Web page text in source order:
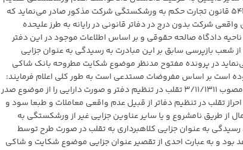
می‌نمایند دادگاه حقوقی صالحه بدون ذکر صریح و با استناد به ماده ۵۴۲ قانون تجارت حکم به ورشکستگی شرکت مذکور صادر می‌نماید که
شرکت بدون درج در دفاتر قانونی در رایانه به طرز علیحده
دادگاه صالحه حقوقی و بر اساس اطلاعات موجود در این دفتر
بازپرسی سابق بر این مبادرت به رسیدگی به عنوان جزایی
در پرونده مفتوح مدنظر موضوع شکایت مطروحه بانک شاکی
است بر اساس مفروضات مستدعی است به طور کلی اعلام فرمایند:
۱-با توجه به اینکه مقنن در قسمت اخیر بند ۳ ماده ۵۴۲ قانون تجارت مصوب ۳/۱۱/۱۳۱۱ تقلب در تنظیم دفتر و صورت دارایی را از موضوع صدر
تقلب در تنظیم دفاتر از قبیل عدم واقعی معاملات و طبعا سود و
از طریق نامشروع و یا سایر عناوین جزایی غیر از ورشکستگی به
باشد رسیدگی به عنوان جزایی کلاهبرداری به تقلب در صورت طرح توسط
و به عبارت احدی از تقصیر عنوان جزایی موضوع شکایت و شاکی